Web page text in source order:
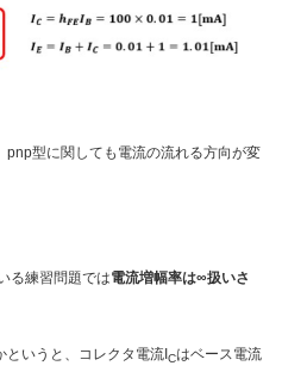
型に関しても電流の流れる方向が変
る練習問題では電流増幅率は∞扱いさ
いうと、コレクタ電流I Cはベース電流